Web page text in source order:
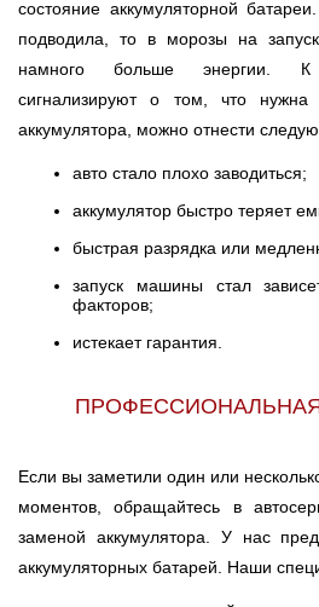
состояние аккумуляторной
подводила, то в морозы на запуск
намного больше энергии. К
сигнализируют о том, что нужна
аккумулятора, можно отнести
авто стало плохо заводиться;
аккумулятор быстро теряет
быстрая разрядка или
запуск машины стал
факторов;
истекает гарантия.
Если вы заметили один или
моментов, обращайтесь в
заменой аккумулятора. У нас
аккумуляторных батарей. Наши